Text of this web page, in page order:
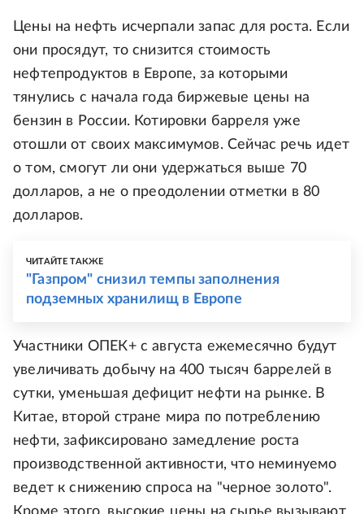
Цены на нефть исчерпали запас для роста. Если
они просядут, то снизится стоимость
нефтепродуктов в Европе, за которыми
тянулись с начала года биржевые цены на
бензин в России. Котировки барреля уже
отошли от своих максимумов. Сейчас речь идет
о том, смогут ли они удержаться выше 70
долларов, а не о преодолении отметки в 80
долларов.
ЧИТАЙТЕ ТАКЖЕ
"Газпром" снизил темпы заполнения
подземных хранилищ в Европе
Участники ОПЕК+ с августа ежемесячно будут
увеличивать добычу на 400 тысяч баррелей в
сутки, уменьшая дефицит нефти на рынке. В
Китае, второй стране мира по потреблению
нефти, зафиксировано замедление роста
производственной активности, что неминуемо
ведет к снижению спроса на "черное золото".